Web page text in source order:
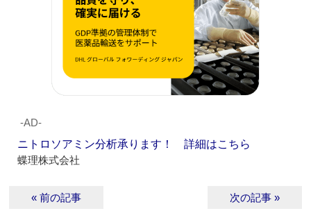
‐AD‐
ニトロソアミン分析承ります！ 詳細はこちら
蝶理株式会社
« 前の記事 次の記事 »